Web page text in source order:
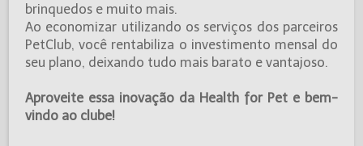
brinquedos e muito mais.
Ao economizar utilizando os serviços dos parceiros
PetClub, você rentabiliza o investimento mensal do
seu plano, deixando tudo mais barato e vantajoso.
Aproveite essa inovação da Health for Pet e bem-
vindo ao clube!